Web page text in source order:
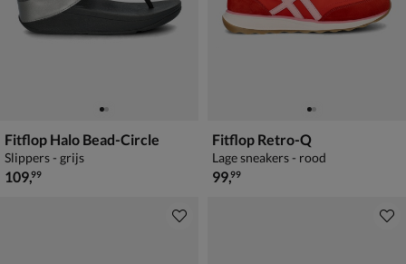
Fitflop Halo Bead-Circle
Slippers - grijs
€ 109,99
109,99
Fitflop Retro-Q
Lage sneakers - rood
€ 99,99
99,99